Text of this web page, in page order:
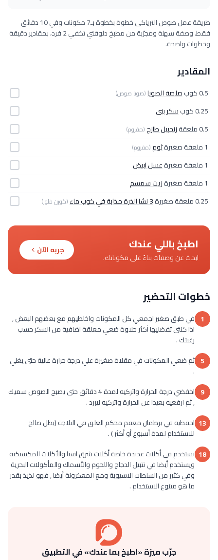
طريقة عمل صوص الترياكى خطوة بخطوة بـ7 مكونات وفي 10 دقائق
فقط. وصفة سهلة ومجرّبة من مطبخ دلوقتي تكفي 2 فرد، بمقادير دقيقة
وخطوات واضحة.
المقادير
0.5 كوب صلصة الصويا(صويا صوص)
0.25 كوب
سكر بنى
0.5 ملعقة
زنجبيل طازج(مفروم)
1 ملعقة صغيرة ثوم(مفروم)
1 ملعقة صغيرة
عسل ابيض
1 ملعقة صغيرة
زيت سمسم
0.25 ملعقة صغيرة
3 نشا الذرة مذابة في كوب ماء (كورن فلور)
اطبخ باللي عندك
ابحث عن وصفات بناءً على مكوناتك.
جربه الآن
خطوات التحضير
1 في طبق صغير اجمعي كل المكونات واخلطيهم مع بعضهم البعض ,
اذا كنتى تفضليها أكثر حلاوة ضعي معلقة اضافية من السكر حسب
رغبتك .
5 ثم ضعي المكونات في مقلاة صغيرة علي درجة حرارة عالية حتى يغلي
.
9
اخفضي درجة الحرارة واتركيه لمدة 4 دقائق حتى يصبح الصوص سميك
, ثم ارفعيه بعيدا عن الحرارة واتركيه ليبرد .
13 احفظيه في برطمان معقم محكم الغلق في الثلاجة (يظل صالح
للاستخدام لمدة أسبوع أو أكثر ) .
18 يستخدم في أكلات عديدة خاصة أكلات شرق اسيا والأكلات المكسيكية
ويستخدم أيضا في تتبيل الدجاج واللحوم والأسماك والمأكولات البحرية
وفي كثير من السلطات الآسيوية ومع المعكرونة أيضا , فهو لذيذ بقدر
ما هو متنوع الاستخدام .
جرّب ميزة «اطبخ بما عندك» في التطبيق